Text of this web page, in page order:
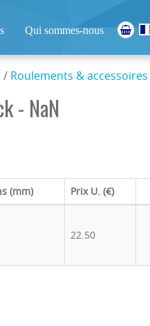
Qui sommes-nous
/ Roulements & accessoires
- NaN
(mm) Prix U. (€)
22.50